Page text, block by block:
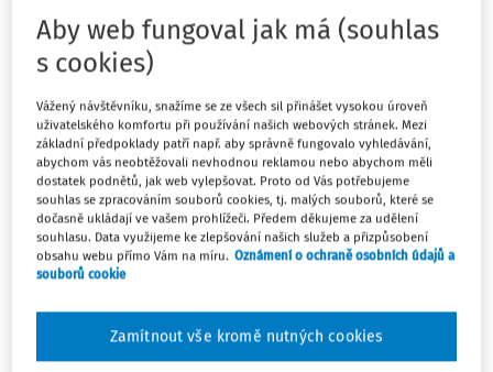
pracovního prostředí a pracovních podmínek, zjišťovat
jejich příčiny a zdroje. Na základě těchto zjištění vyhledává
a hodnotí rizika a přijímá opatření k jejich odstranění.
příznivějších pracovních podmínek a úrovně rozhodujících
faktorů práce dosud zařazené podle zvláštního právního
předpisu jako rizikové mohly být zařazeny do kategorie
nižší. S touto povinností živě pracuje i česká rozhodovací
praxe.
Ve sporu ohledně nepřijetí účinných a rizikům adekvátních
Nejvyšší správní soud mimo jiné uvádí: „Povinnost podle
30 odst. 1 písm. o) zákona č. 251/2005 Sb., o inspekci práce,
Aby web fungoval jak má (souhlas
s cookies)
Vážený návštěvníku, snažíme se ze všech sil přinášet vysokou úroveň
uživatelského komfortu při používání našich webových stránek. Mezi
základní předpoklady patří např. aby správně fungovalo vyhledávání,
abychom vás neobtěžovali nevhodnou reklamou nebo abychom měli
dostatek podnětů, jak web vylepšovat. Proto od Vás potřebujeme
souhlas se zpracováním souborů cookies, tj. malých souborů, které se
dočasně ukládají ve vašem prohlížeči. Předem děkujeme za udělení
souhlasu. Data využijeme ke zlepšování našich služeb a přizpůsobení
obsahu webu přímo Vám na míru. Oznámení o ochraně osobních údajů a
souborů cookie
Zamítnout vše kromě nutných cookies